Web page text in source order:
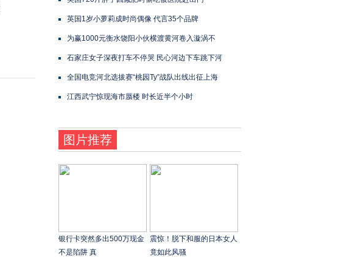
英国1岁小萝莉成时尚偶像 代言35个品牌
为赢1000元衡水饶阳小伙横渡黄河卷入漩涡不
石家庄女子深夜打车不停哭 民心河边下车跳下河
全国电竞河北选拔赛“桃园Ty”战队出线出征上海
江西武宁惊现海市蜃楼 时长近半个小时
图片推荐
银行卡突然多出500万现金
不是陷阱 真
震惊！脱下和服的日本女人
竟如此风骚